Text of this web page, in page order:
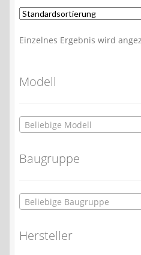
Einzelnes Ergebnis wird
Modell
Beliebige Modell
Baugruppe
Beliebige Baugruppe
Hersteller